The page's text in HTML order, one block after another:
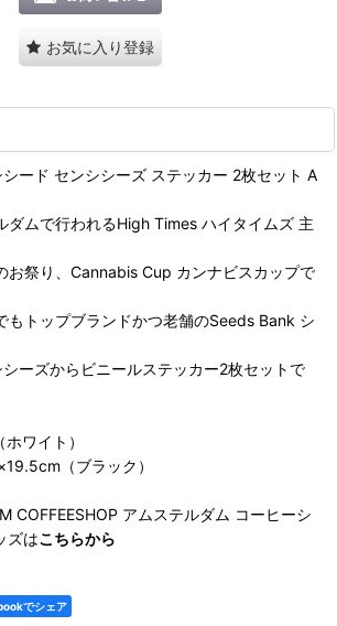
お気に入り登録
シード センシシーズ ステッカー 2枚セット A
ダムで行われるHigh Times ハイタイムズ 主
お祭り、Cannabis Cup カンナビスカップで
もトップブランドかつ老舗のSeeds Bank シ
シーズからビニールステッカー2枚セットで
ワイト）
（ブラック）
COFFEESHOP アムステルダム コーヒーシ
ズはこちらから
でシェア